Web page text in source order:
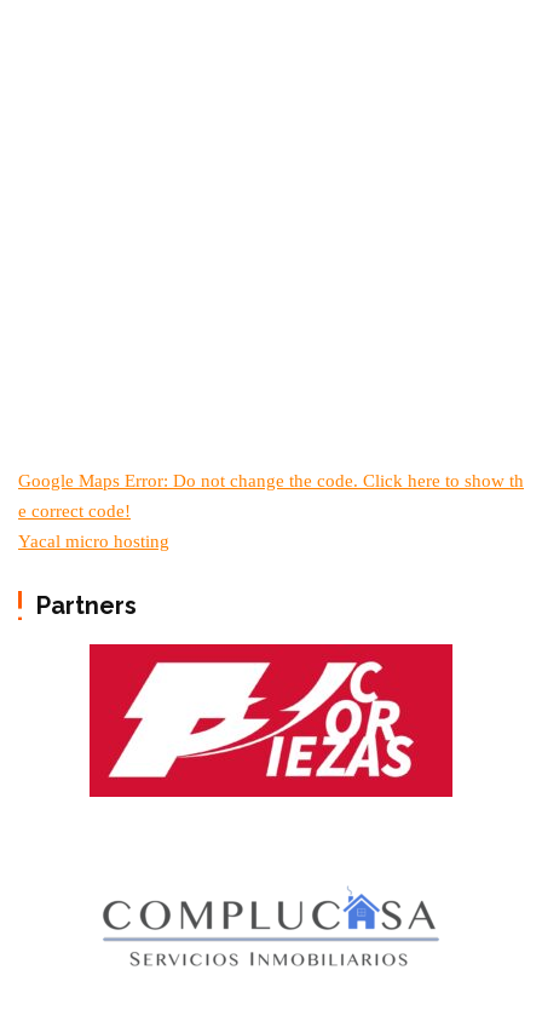
Google Maps Error: Do not change the code. Click here to show th
e correct code!
Yacal micro hosting
Partners